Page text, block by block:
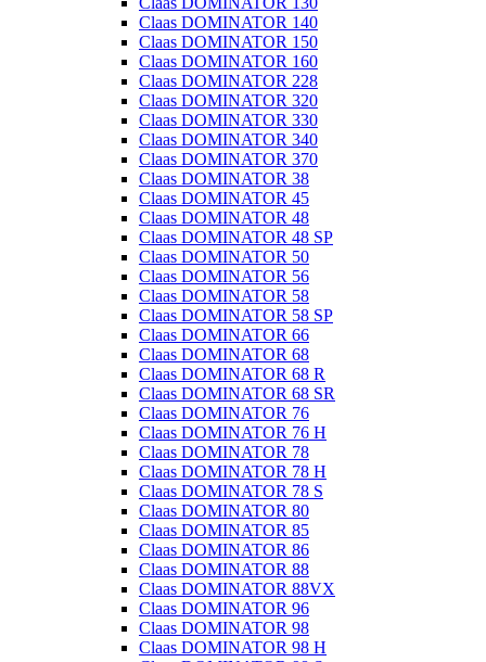
Claas DOMINATOR 140
Claas DOMINATOR 150
Claas DOMINATOR 160
Claas DOMINATOR 228
Claas DOMINATOR 320
Claas DOMINATOR 330
Claas DOMINATOR 340
Claas DOMINATOR 370
Claas DOMINATOR 38
Claas DOMINATOR 45
Claas DOMINATOR 48
Claas DOMINATOR 48 SP
Claas DOMINATOR 50
Claas DOMINATOR 56
Claas DOMINATOR 58
Claas DOMINATOR 58 SP
Claas DOMINATOR 66
Claas DOMINATOR 68
Claas DOMINATOR 68 R
Claas DOMINATOR 68 SR
Claas DOMINATOR 76
Claas DOMINATOR 76 H
Claas DOMINATOR 78
Claas DOMINATOR 78 H
Claas DOMINATOR 78 S
Claas DOMINATOR 80
Claas DOMINATOR 85
Claas DOMINATOR 86
Claas DOMINATOR 88
Claas DOMINATOR 88VX
Claas DOMINATOR 96
Claas DOMINATOR 98
Claas DOMINATOR 98 H